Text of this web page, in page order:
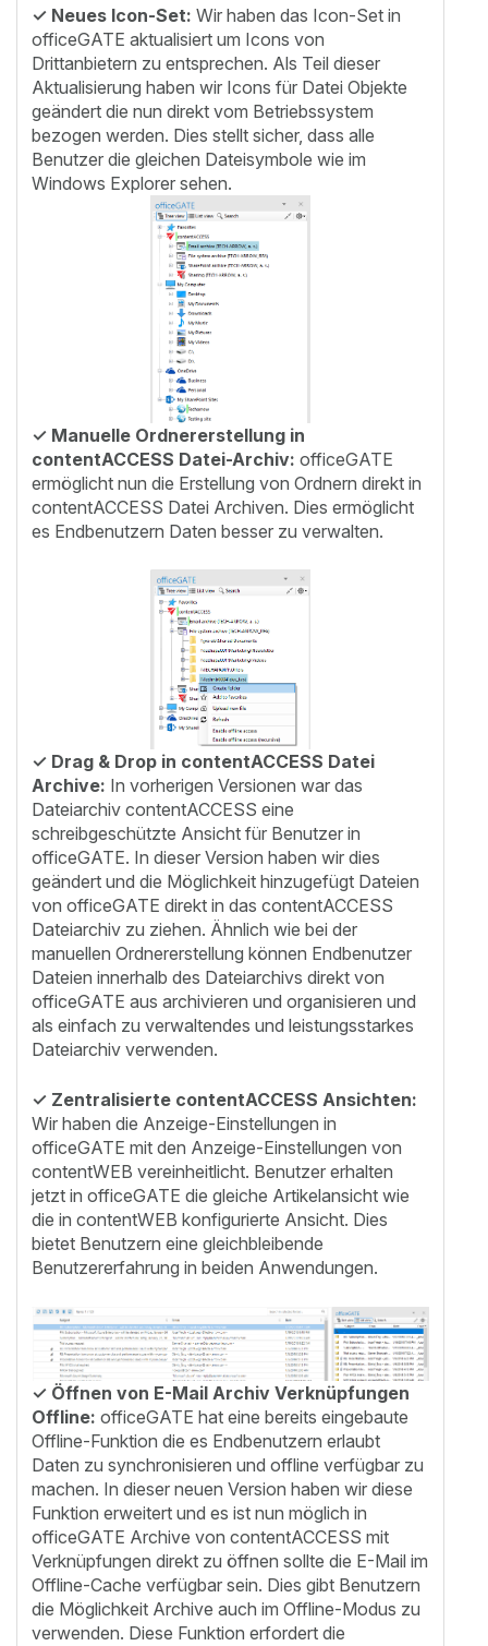
✓ Neues Icon-Set: Wir haben das Icon-Set in
officeGATE aktualisiert um Icons von
Drittanbietern zu entsprechen. Als Teil dieser
Aktualisierung haben wir Icons für Datei Objekte
geändert die nun direkt vom Betriebssystem
bezogen werden. Dies stellt sicher, dass alle
Benutzer die gleichen Dateisymbole wie im
Windows Explorer sehen.
✓ Manuelle Ordnererstellung in
contentACCESS Datei-Archiv: officeGATE
ermöglicht nun die Erstellung von Ordnern direkt in
contentACCESS Datei Archiven. Dies ermöglicht
es Endbenutzern Daten besser zu verwalten.
✓ Drag & Drop in contentACCESS Datei
Archive: In vorherigen Versionen war das
Dateiarchiv contentACCESS eine
schreibgeschützte Ansicht für Benutzer in
officeGATE. In dieser Version haben wir dies
geändert und die Möglichkeit hinzugefügt Dateien
von officeGATE direkt in das contentACCESS
Dateiarchiv zu ziehen. Ähnlich wie bei der
manuellen Ordnererstellung können Endbenutzer
Dateien innerhalb des Dateiarchivs direkt von
officeGATE aus archivieren und organisieren und
als einfach zu verwaltendes und leistungsstarkes
Dateiarchiv verwenden.
✓ Zentralisierte contentACCESS Ansichten:
Wir haben die Anzeige-Einstellungen in
officeGATE mit den Anzeige-Einstellungen von
contentWEB vereinheitlicht. Benutzer erhalten
jetzt in officeGATE die gleiche Artikelansicht wie
die in contentWEB konfigurierte Ansicht. Dies
bietet Benutzern eine gleichbleibende
Benutzererfahrung in beiden Anwendungen.
✓ Öffnen von E-Mail Archiv Verknüpfungen
Offline: officeGATE hat eine bereits eingebaute
Offline-Funktion die es Endbenutzern erlaubt
Daten zu synchronisieren und offline verfügbar zu
machen. In dieser neuen Version haben wir diese
Funktion erweitert und es ist nun möglich in
officeGATE Archive von contentACCESS mit
Verknüpfungen direkt zu öffnen sollte die E-Mail im
Offline-Cache verfügbar sein. Dies gibt Benutzern
die Möglichkeit Archive auch im Offline-Modus zu
verwenden. Diese Funktion erfordert die